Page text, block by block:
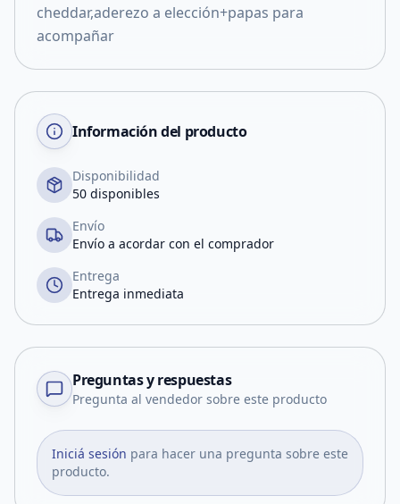
cheddar,aderezo a elección+papas para
acompañar
Información del producto
Disponibilidad
50 disponibles
Envío
Envío a acordar con el comprador
Entrega
Entrega inmediata
Preguntas y respuestas
Pregunta al vendedor sobre este producto
Iniciá sesión para hacer una pregunta sobre este
producto.